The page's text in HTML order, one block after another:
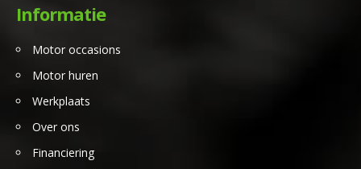
Informatie
Motor occasions
Motor huren
Werkplaats
Over ons
Financiering